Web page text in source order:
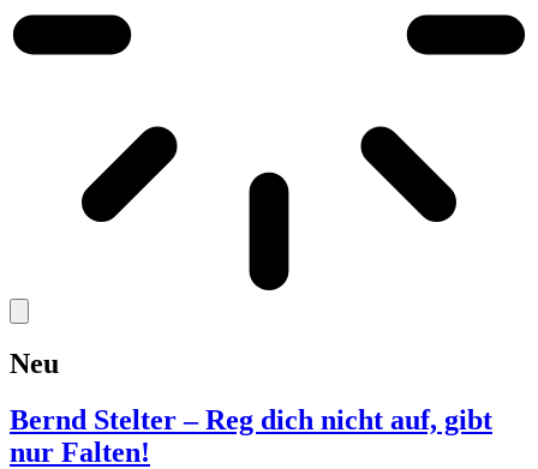
Neu
Bernd Stelter – Reg dich nicht auf, gibt
nur Falten!